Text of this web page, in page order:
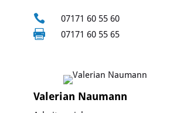
 07171 60 55 60
 07171 60 55 65
Valerian Naumann